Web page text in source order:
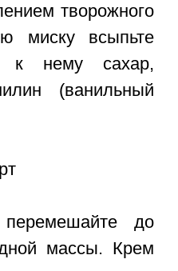
творожного
миску всыпьте
к нему сахар,
(ванильный
до
массы. Крем